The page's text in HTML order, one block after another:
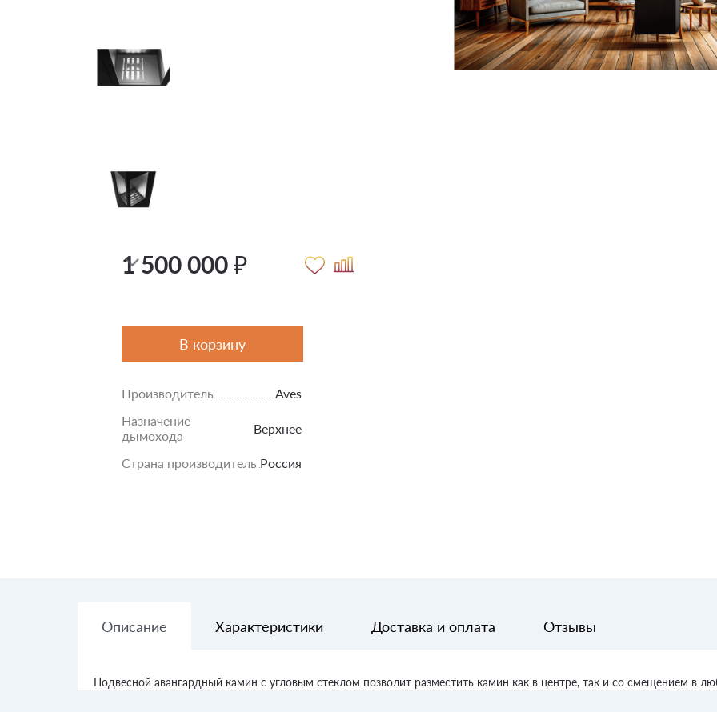
1 500 000 ₽
В корзину
Производитель
Aves
Назначение
дымохода
Верхнее
Страна производитель Россия
Описание Характеристики Доставка и оплата Отзывы
Подвесной авангардный камин с угловым стеклом позволит разместить камин как в центре, так и со смещением в